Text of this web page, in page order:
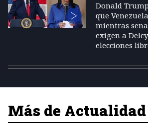
Donald
que
mientras
exigen a
elecciones
Más de Actualidad